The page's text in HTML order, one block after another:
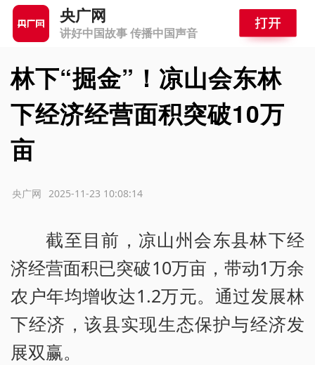
央广网
讲好中国故事 传播中国声音
林下“掘金”！凉山会东林
下经济经营面积突破10万
亩
2025-11-23 10:08:14
央广网
截至目前，凉山州会东县林下经
济经营面积已突破10万亩，带动1万余
农户年均增收达1.2万元。通过发展林
下经济，该县实现生态保护与经济发
展双赢。